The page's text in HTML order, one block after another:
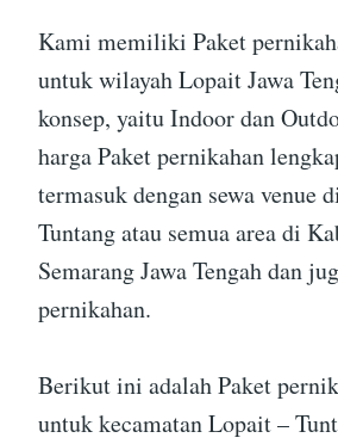
Kami memiliki Paket
untuk wilayah Lopait Jawa
konsep, yaitu Indoor dan
harga Paket pernikahan
termasuk dengan sewa venue
Tuntang atau semua area di
Semarang Jawa Tengah dan
pernikahan.
Berikut ini adalah Paket
untuk kecamatan Lopait –